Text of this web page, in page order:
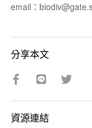
email：
分享本文
資源連結